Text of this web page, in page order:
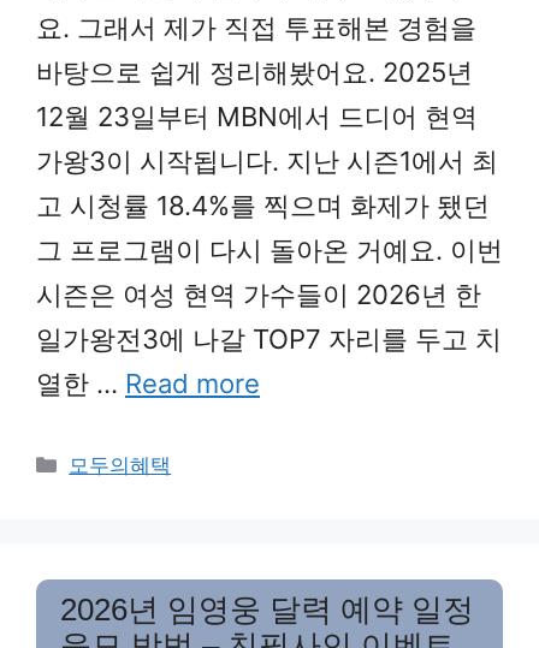
요. 그래서 제가 직접 투표해본 경험을
바탕으로 쉽게 정리해봤어요. 2025년
12월 23일부터 MBN에서 드디어 현역
가왕3이 시작됩니다. 지난 시즌1에서 최
고 시청률 18.4%를 찍으며 화제가 됐던
그 프로그램이 다시 돌아온 거예요. 이번
시즌은 여성 현역 가수들이 2026년 한
일가왕전3에 나갈 TOP7 자리를 두고 치
열한 … Read more
Categories
모두의혜택
2026년 임영웅 달력 예약 일정